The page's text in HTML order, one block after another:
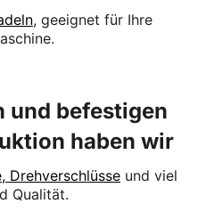
, geeignet für Ihre
und befestigen
haben wir
Drehverschlüsse und viel
Qualität.